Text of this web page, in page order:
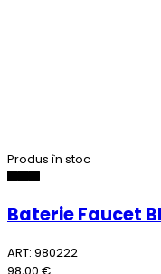
Produs în stoc
Baterie Faucet
ART: 980222
98,00 €